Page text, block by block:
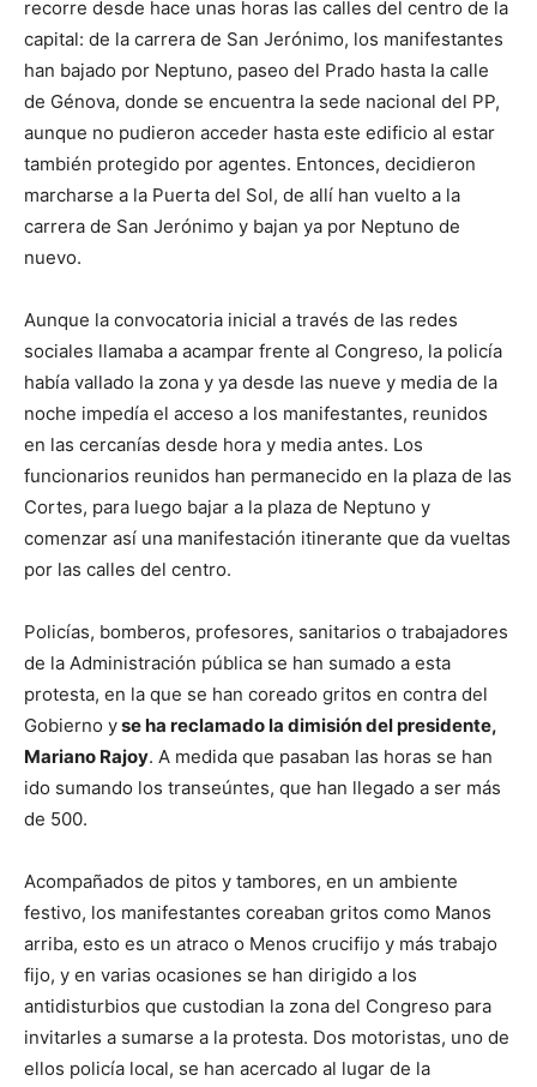
recorre desde hace unas horas las calles del centro de la
capital: de la carrera de San Jerónimo, los manifestantes
han bajado por Neptuno, paseo del Prado hasta la calle
de Génova, donde se encuentra la sede nacional del PP,
aunque no pudieron acceder hasta este edificio al estar
también protegido por agentes. Entonces, decidieron
marcharse a la Puerta del Sol, de allí han vuelto a la
carrera de San Jerónimo y bajan ya por Neptuno de
nuevo.
Aunque la convocatoria inicial a través de las redes
sociales llamaba a acampar frente al Congreso, la policía
había vallado la zona y ya desde las nueve y media de la
noche impedía el acceso a los manifestantes, reunidos
en las cercanías desde hora y media antes. Los
funcionarios reunidos han permanecido en la plaza de las
Cortes, para luego bajar a la plaza de Neptuno y
comenzar así una manifestación itinerante que da vueltas
por las calles del centro.
Policías, bomberos, profesores, sanitarios o trabajadores
de la Administración pública se han sumado a esta
protesta, en la que se han coreado gritos en contra del
Gobierno yse ha reclamado la dimisión del presidente,
Mariano Rajoy. A medida que pasaban las horas se han
ido sumando los transeúntes, que han llegado a ser más
de 500.
Acompañados de pitos y tambores, en un ambiente
festivo, los manifestantes coreaban gritos como Manos
arriba, esto es un atraco o Menos crucifijo y más trabajo
fijo, y en varias ocasiones se han dirigido a los
antidisturbios que custodian la zona del Congreso para
invitarles a sumarse a la protesta. Dos motoristas, uno de
ellos policía local, se han acercado al lugar de la